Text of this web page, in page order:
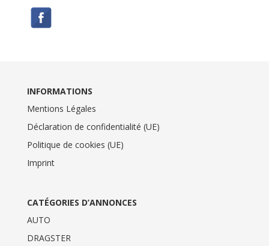
INFORMATIONS
Mentions Légales
Déclaration de confidentialité (UE)
Politique de cookies (UE)
Imprint
CATÉGORIES D’ANNONCES
AUTO
DRAGSTER